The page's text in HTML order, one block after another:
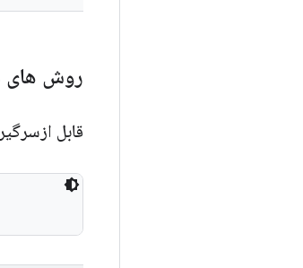
روش های
قابل